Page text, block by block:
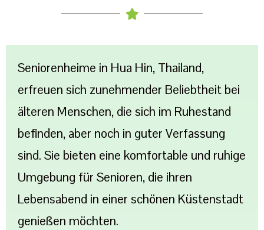
Seniorenheime in Hua Hin, Thailand,
erfreuen sich zunehmender Beliebtheit bei
älteren Menschen, die sich im Ruhestand
befinden, aber noch in guter Verfassung
sind. Sie bieten eine komfortable und ruhige
Umgebung für Senioren, die ihren
Lebensabend in einer schönen Küstenstadt
genießen möchten.